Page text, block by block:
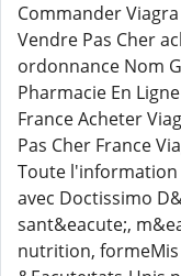
Commander
Vendre Pas Cher
ordonnance Nom
Pharmacie En
France Acheter
Pas Cher France
Toute
avec Doctissimo
sant&eacute;,
nutrition, formeMis